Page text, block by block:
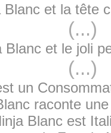
Blanc et la tête
(...)
Blanc et le joli
(...)
un
raconte
Blanc est